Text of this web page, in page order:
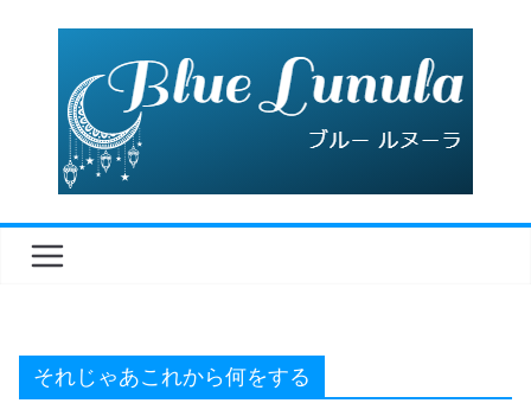
それじゃあこれから何をする